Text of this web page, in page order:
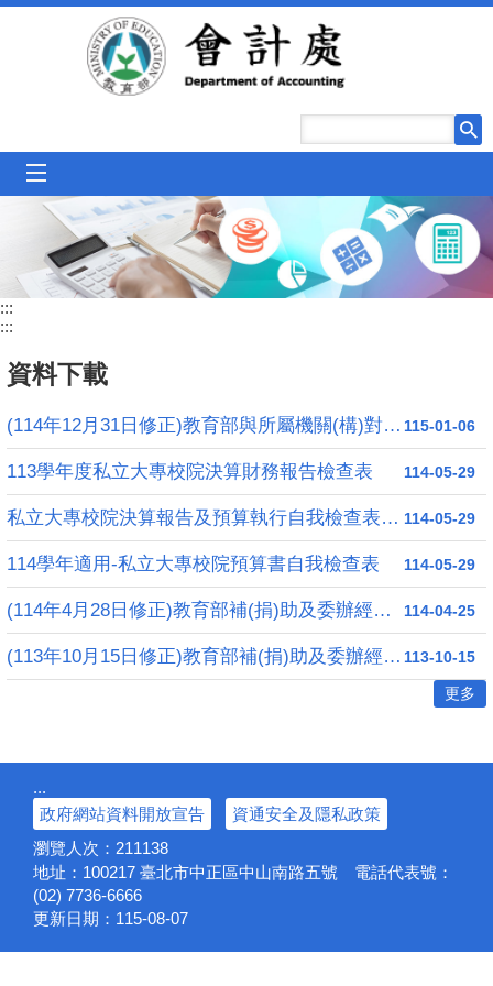
跳到主要內容區塊
:::
:::
資料下載
115-01-06
(114年12月31日修正)教育部與所屬機關(構)對直轄市及縣(市)政府補助款處理原則
114-05-29
113學年度私立大專校院決算財務報告檢查表
114-05-29
私立大專校院決算報告及預算執行自我檢查表(113學年度)
114-05-29
114學年適用-私立大專校院預算書自我檢查表
114-04-25
(114年4月28日修正)教育部補(捐)助及委辦經費核撥結報作業要點
113-10-15
(113年10月15日修正)教育部補(捐)助及委辦經費核撥結報作業要點
更多
:::
政府網站資料開放宣告
資通安全及隱私政策
瀏覽人次： 211138
地址：100217 臺北市中正區中山南路五號 電話代表號：
(02) 7736-6666
更新日期： 115-08-07